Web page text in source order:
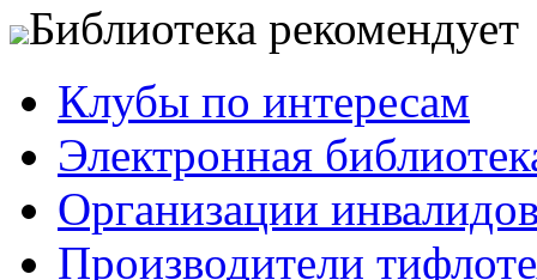
Библиотека рекомендует
Клубы по интересам
Электронная
Организации
Производители